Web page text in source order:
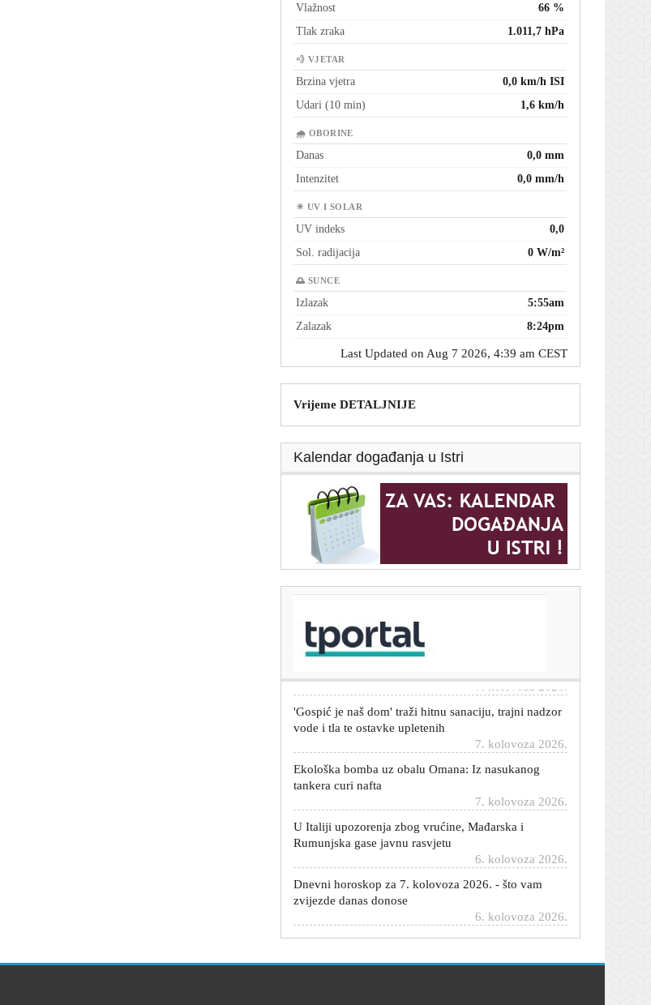
Vlažnost
66 %
Tlak zraka
1.011,7 hPa
💨 VJETAR
Brzina vjetra
0,0 km/h ISI
Udari (10 min)
1,6 km/h
🌧 OBORINE
Danas
0,0 mm
Intenzitet
0,0 mm/h
☀ UV I SOLAR
UV indeks
0,0
Sol. radijacija
0 W/m²
🌅 SUNCE
Izlazak
5:55am
Zalazak
8:24pm
Last Updated on Aug 7 2026, 4:39 am CEST
Vrijeme DETALJNIJE
Kalendar događanja u Istri
Novi sukob u SAD-u: Rand Paul prijavljuje
Anthonyja Faucija zbog nepoštovanja Kongresa
'Gospić je naš dom' traži hitnu sanaciju, trajni nadzor
7. kolovoza 2026.
Ekološka bomba uz obalu Omana: Iz nasukanog
7. kolovoza 2026.
U Italiji upozorenja zbog vrućine, Mađarska i
6. kolovoza 2026.
Dnevni horoskop za 7. kolovoza 2026. - što vam
6. kolovoza 2026.
U splitskom zatvoru pronađen mrtav zatvorenik: